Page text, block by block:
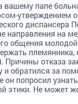
вашему папе
утверждением
диспансера
направления на
общения
племянника,
Причины отказа
и обратился за
он попросил
этики. Не может